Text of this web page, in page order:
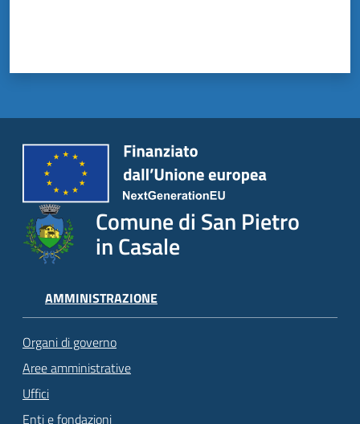
Comune di San Pietro
in Casale
AMMINISTRAZIONE
Organi di governo
Aree amministrative
Uffici
Enti e fondazioni